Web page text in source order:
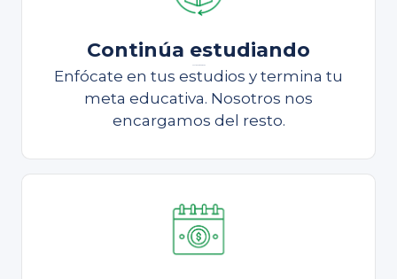
Continúa estudiando
Enfócate en tus estudios y termina tu
meta educativa. Nosotros nos
encargamos del resto.